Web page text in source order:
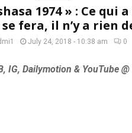
1974 » : Ce qui
fera, il n’y a rien
July 24, 2018 - 10:38 am 0
IG, Dailymotion & YouTube